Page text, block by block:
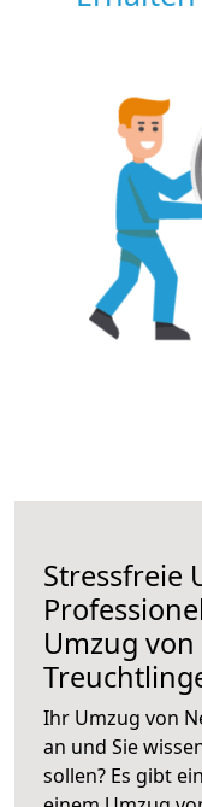
Stressfreie
Umzug
Ihr Umzug von
an und Sie
sollen? Es gibt